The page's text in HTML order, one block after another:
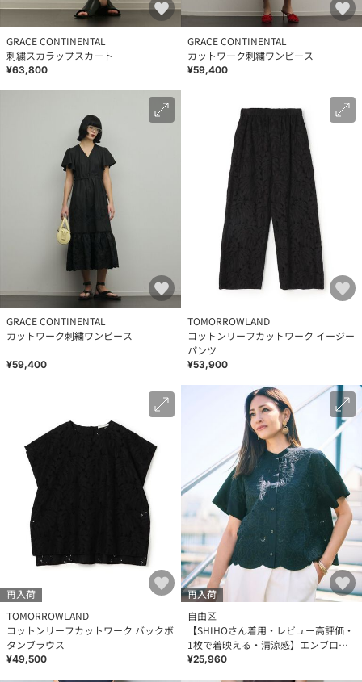
GRACE CONTINENTAL
刺繍スカラップスカート
¥63,800
GRACE CONTINENTAL
カットワーク刺繍ワンピース
¥59,400
GRACE CONTINENTAL
カットワーク刺繍ワンピース
¥59,400
TOMORROWLAND
コットンリーフカットワーク イージー
パンツ
¥53,900
再入荷
TOMORROWLAND
コットンリーフカットワーク バックボ
タンブラウス
¥49,500
再入荷
自由区
【SHIHOさん着用・レビュー高評価・
1枚で着映える・清涼感】エンブロイ
ダリーローンレース ブラウス
¥25,960